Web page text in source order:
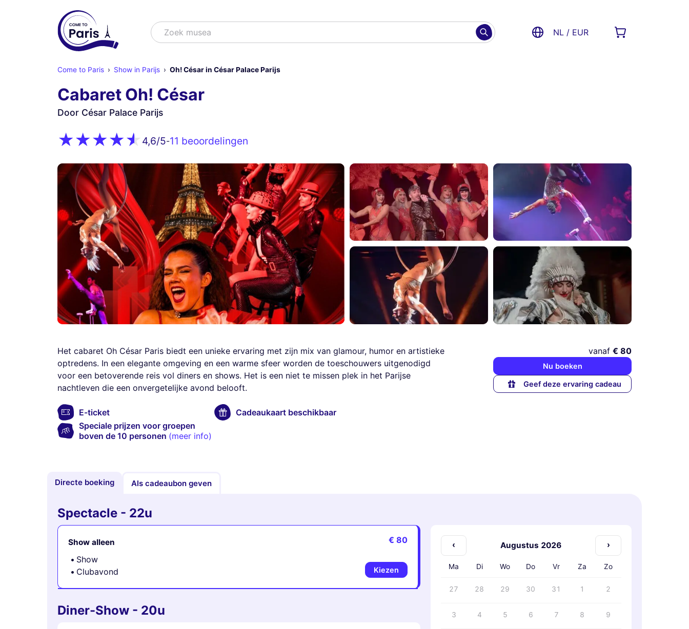
ZoekZoek sh NL / EUR
Come to Paris Show in Parijs Oh! César in César Palace Parijs
Cabaret Oh! César
Door César Palace Parijs
4,6/5-11 beoordelingen
Het cabaret Oh César Paris biedt een unieke ervaring met zijn mix van glamour, humor en artistieke
optredens. In een elegante omgeving en een warme sfeer worden de toeschouwers uitgenodigd
voor een betoverende reis vol diners en shows. Het is een niet te missen plek in het Parijse
nachtleven die een onvergetelijke avond belooft.
E-ticket
Cadeaukaart beschikbaar
Speciale prijzen voor groepen
boven de 10 personen (meer info)
vanaf € 80
Nu boeken
Geef deze ervaring cadeau
Directe boeking Als cadeaubon geven
Spectacle - 22u
Show alleen
Show
Clubavond
€ 80
Kiezen
Diner-Show - 20u
‹ Augustus 2026 ›
Ma Di Wo Do Vr Za Zo
27 28 29 30 31 1 2
3 4 5 6 7 8 9